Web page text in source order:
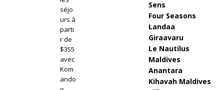
séjo
urs à
parti
r de
$355
avec
Kom
ando
Sens
Four Seasons
Landaa
Giraavaru
Le Nautilus
Maldives
Anantara
Kihavah Maldives